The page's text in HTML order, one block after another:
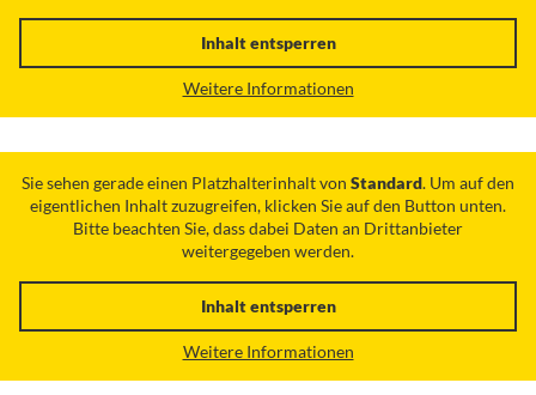
Inhalt entsperren
Weitere Informationen
Sie sehen gerade einen Platzhalterinhalt von Standard. Um auf den
eigentlichen Inhalt zuzugreifen, klicken Sie auf den Button unten.
Bitte beachten Sie, dass dabei Daten an Drittanbieter
weitergegeben werden.
Inhalt entsperren
Weitere Informationen